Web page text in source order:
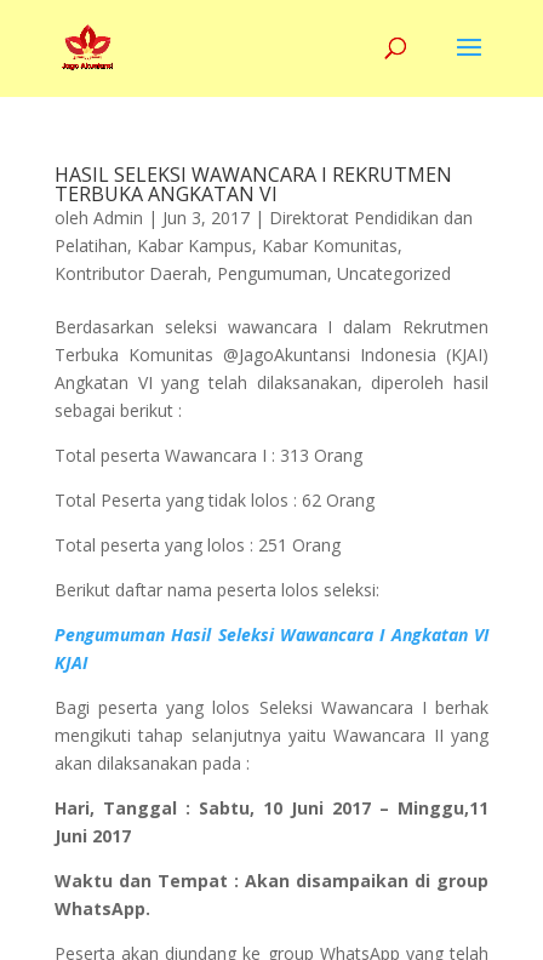
HASIL SELEKSI WAWANCARA I REKRUTMEN
TERBUKA ANGKATAN VI
oleh Admin | Jun 3, 2017| Direktorat Pendidikan dan
Pelatihan, Kabar Kampus, Kabar Komunitas,
Kontributor Daerah, Pengumuman, Uncategorized
Berdasarkan seleksi wawancara I dalam Rekrutmen
Terbuka Komunitas @JagoAkuntansi Indonesia (KJAI)
Angkatan VI yang telah dilaksanakan, diperoleh hasil
sebagai berikut :
Total peserta Wawancara I : 313 Orang
Total Peserta yang tidak lolos : 62 Orang
Total peserta yang lolos : 251 Orang
Berikut daftar nama peserta lolos seleksi:
Pengumuman Hasil Seleksi Wawancara I Angkatan VI
KJAI
Bagi peserta yang lolos Seleksi Wawancara I berhak
mengikuti tahap selanjutnya yaitu Wawancara II yang
akan dilaksanakan pada :
Hari, Tanggal : Sabtu, 10 Juni 2017 – Minggu,11
Juni 2017
Waktu dan Tempat : Akan disampaikan di group
WhatsApp.
Peserta akan diundang ke group WhatsApp yang telah